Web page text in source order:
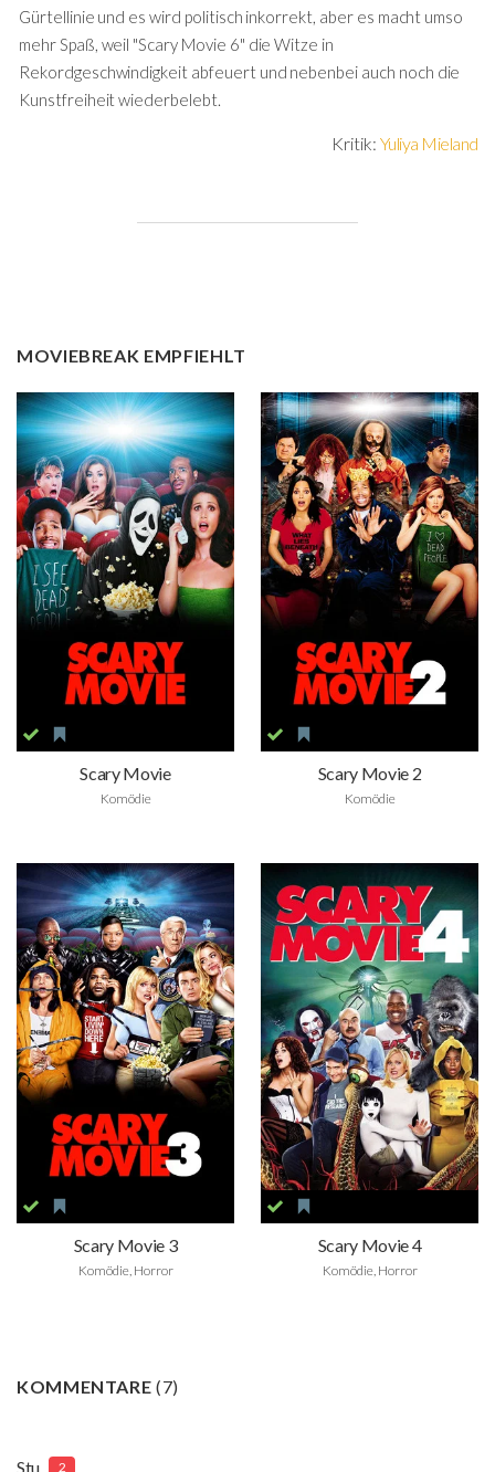
Gürtellinie und es wird politisch inkorrekt, aber es macht umso
mehr Spaß, weil "Scary Movie 6" die Witze in
Rekordgeschwindigkeit abfeuert und nebenbei auch noch die
Kunstfreiheit wiederbelebt.
Kritik: Yuliya Mieland
MOVIEBREAK EMPFIEHLT
Scary Movie
Komödie
Scary Movie 2
Komödie
Scary Movie 3
Komödie, Horror
Scary Movie 4
Komödie, Horror
KOMMENTARE(7)
Stu 2